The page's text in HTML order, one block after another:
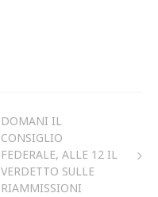
DOMANI IL
CONSIGLIO
FEDERALE, ALLE 12 IL
VERDETTO SULLE
RIAMMISSIONI